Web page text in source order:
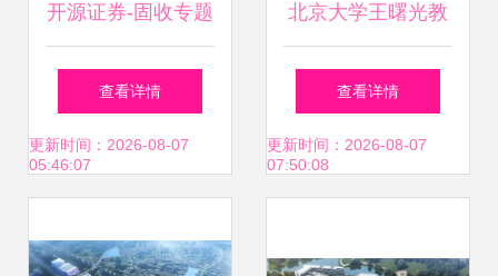
开源证券-固收专题
开发区2.0，制度进
化的信用重估与园
查看详情
更新时间：2026-08-07
05:46:07
北京大学王曙光教
授团队调研济南市
属国资国企 助力加
查看详情
更新时间：2026-08-07
07:50:08